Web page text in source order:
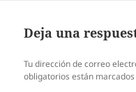
Deja una
Tu dirección de correo
obligatorios están